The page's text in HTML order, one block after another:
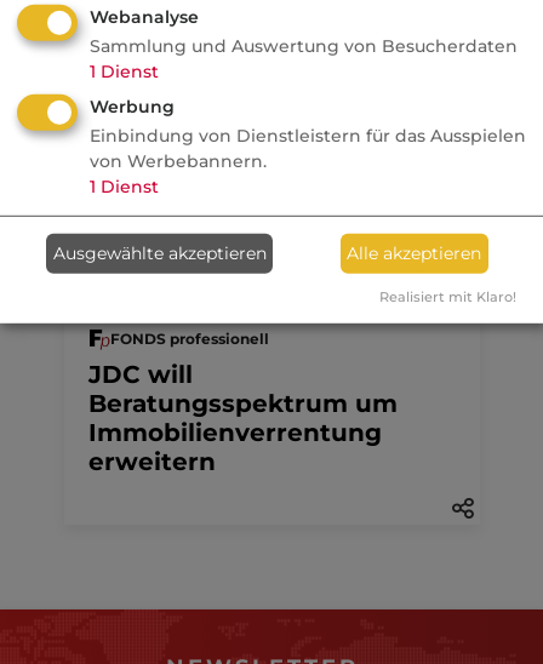
Anzeige
Wer den unabhängigen
Makler stärken will...
FONDS professionell
JDC will
Beratungsspektrum um
Immobilienverrentung
erweitern
Webanalyse
Sammlung und Auswertung von Besucherdaten
1 Dienst
Werbung
Einbindung von Dienstleistern für das Ausspielen
von Werbebannern.
1 Dienst
Ausgewählte akzeptieren Alle akzeptieren
Realisiert mit Klaro!